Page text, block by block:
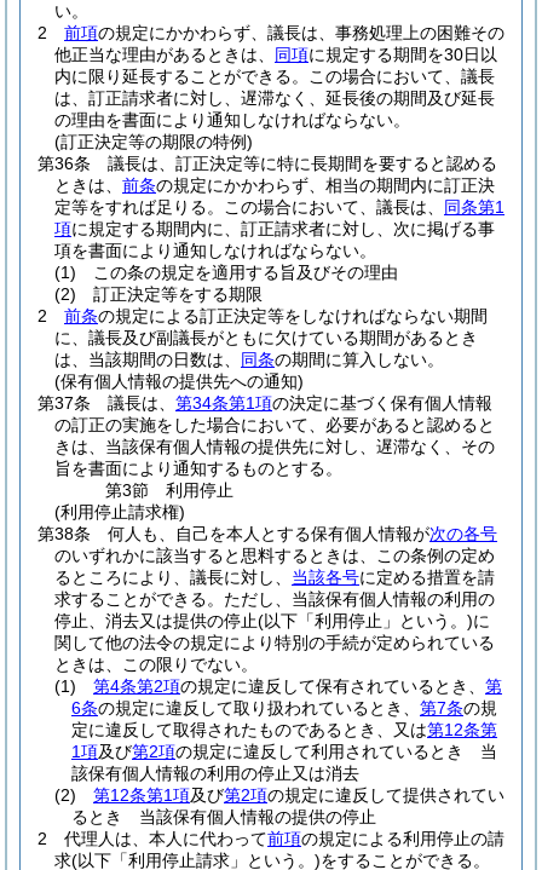
い。
2
前項の規定にかかわらず、議長は、事務処理上の困難その
他正当な理由があるときは、 同項に規定する期間を30日以
内に限り延長することができる。
この場合において、議長
は、訂正請求者に対し、遅滞なく、延長後の期間及び延長
の理由を書面により通知しなければならない。
(訂正決定等の期限の特例)
第36条
議長は、訂正決定等に特に長期間を要すると認める
ときは、 前条の規定にかかわらず、相当の期間内に訂正決
定等をすれば足りる。
この場合において、議長は、 同条第1
項に規定する期間内に、訂正請求者に対し、次に掲げる事
項を書面により通知しなければならない。
(1)
この条の規定を適用する旨及びその理由
(2)
訂正決定等をする期限
2
前条の規定による訂正決定等をしなければならない期間
に、議長及び副議長がともに欠けている期間があるとき
は、当該期間の日数は、 同条の期間に算入しない。
(保有個人情報の提供先への通知)
第37条
議長は、 第34条第1項の決定に基づく保有個人情報
の訂正の実施をした場合において、必要があると認めると
きは、当該保有個人情報の提供先に対し、遅滞なく、その
旨を書面により通知するものとする。
第3節
利用停止
(利用停止請求権)
第38条
何人も、自己を本人とする保有個人情報が次の各号
のいずれかに該当すると思料するときは、この条例の定め
るところにより、議長に対し、 当該各号に定める措置を請
求することができる。 ただし、当該保有個人情報の利用の
停止、消去又は提供の停止(以下「利用停止」という。)に
関して他の法令の規定により特別の手続が定められている
ときは、この限りでない。
(1)
第4条第2項の規定に違反して保有されているとき、 第
6条の規定に違反して取り扱われているとき、 第7条の規
定に違反して取得されたものであるとき、又は第12条第
1項及び第2項の規定に違反して利用されているとき 当
該保有個人情報の利用の停止又は消去
(2)
第12条第1項及び第2項の規定に違反して提供されてい
るとき 当該保有個人情報の提供の停止
2
代理人は、本人に代わって前項の規定による利用停止の請
求(以下「利用停止請求」という。)をすることができる。